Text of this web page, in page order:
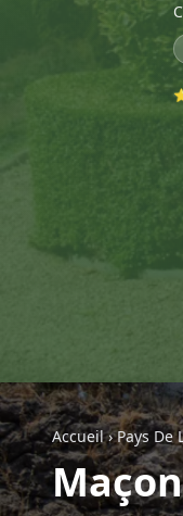
Accueil›Pays De